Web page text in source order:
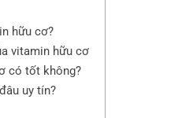
hữu cơ?
vitamin hữu cơ
có tốt không?
uy tín?